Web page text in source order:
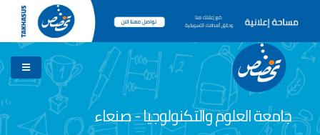
جامعة العلوم والتكنولوجيا - صنعاء